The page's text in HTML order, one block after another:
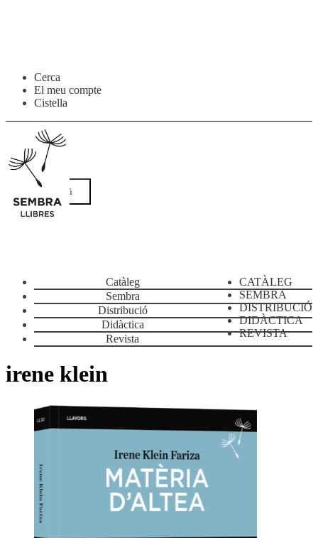
Salta
navegació
contingut
Cerca
El meu compte
Cistella
Menú
CATÀLEG
SEMBRA
DISTRIBUCIÓ
DIDÀCTICA
REVISTA
Catàleg
Sembra
Distribució
Didàctica
Revista
irene klein